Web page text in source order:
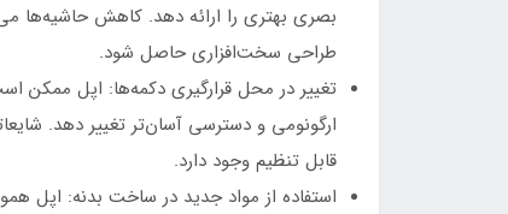
بصری بهتری را ارائه دهد. کاهش حاشیه‌ها
طراحی سخت‌افزاری حاصل شود.
تغییر در محل قرارگیری دکمه‌ها: اپل ممکن
ارگونومی و دسترسی آسان‌تر تغییر دهد.
قابل تنظیم وجود دارد.
استفاده از مواد جدید در ساخت بدنه: اپل